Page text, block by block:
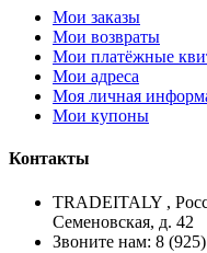
Мои заказы
Мои возвраты
Мои платёжные
Мои адреса
Моя личная
Мои купоны
Контакты
TRADEITALY ,
Семеновская, д. 42
Звоните нам: 8